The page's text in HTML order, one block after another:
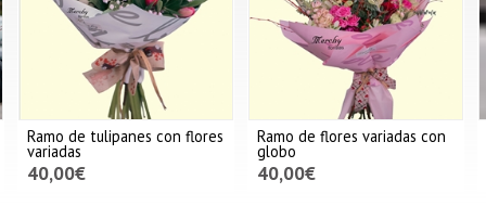
Ramo de tulipanes con flores
variadas
40,00€
Ramo de flores variadas con
globo
40,00€